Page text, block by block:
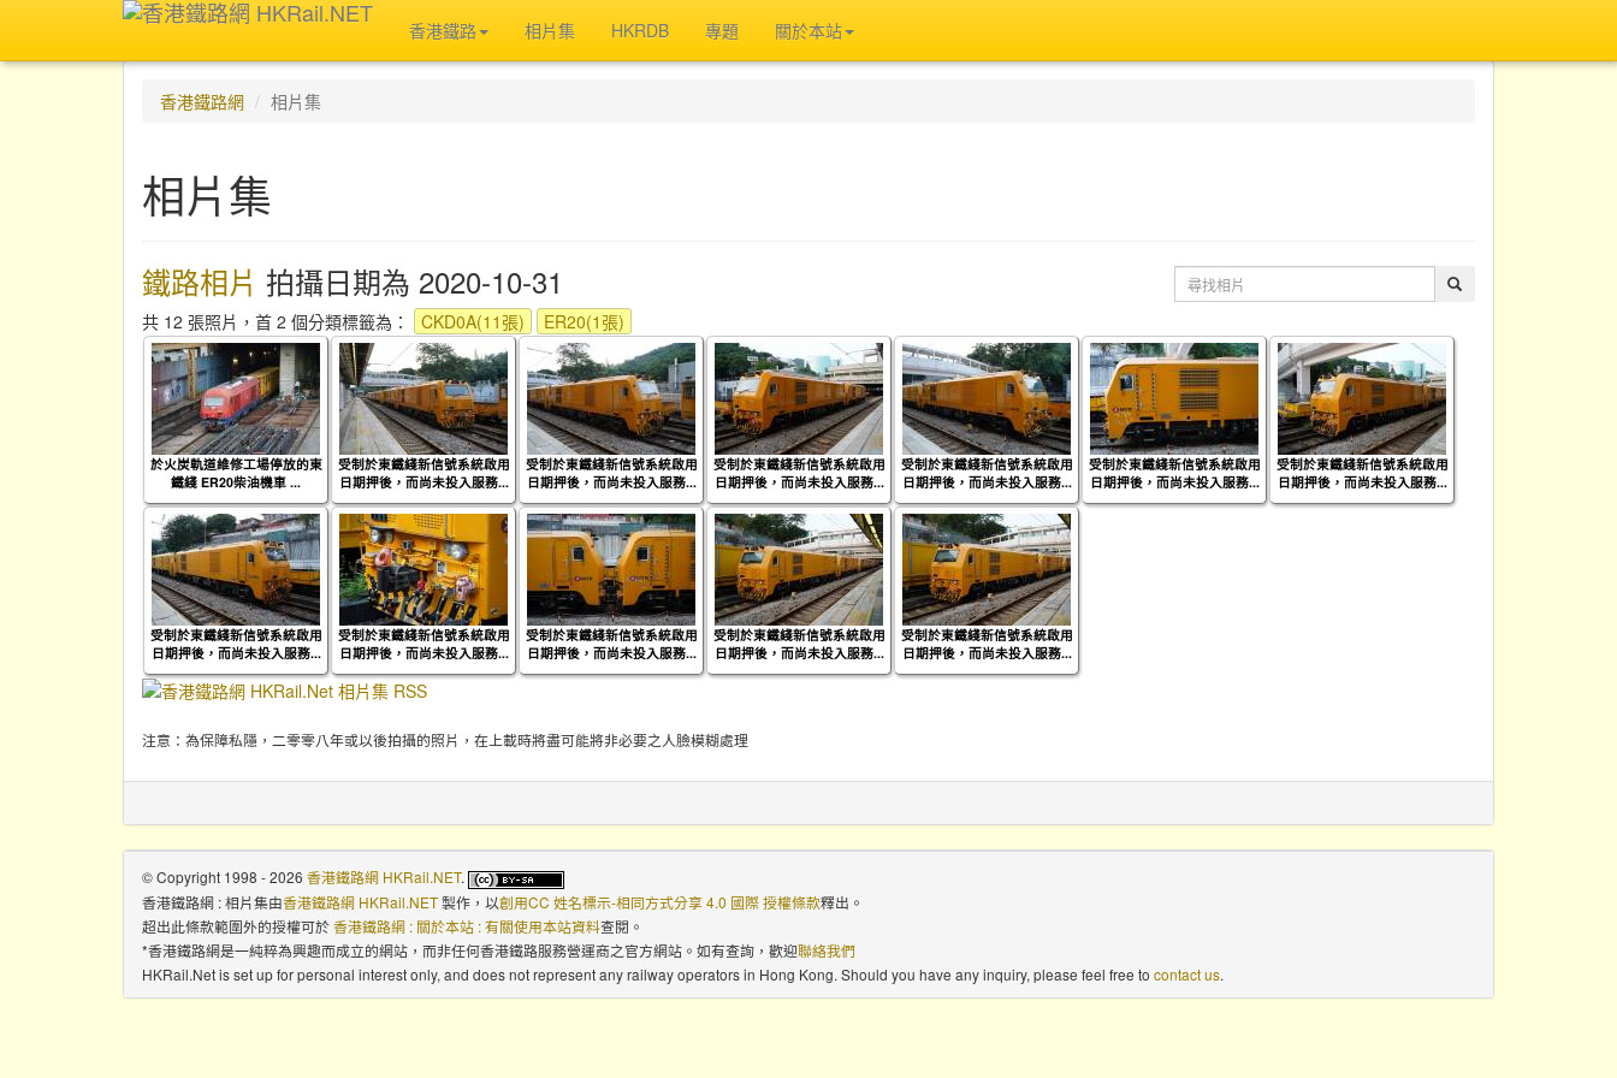
香港鐵路 相片集 HKRDB 專題 關於本站
香港鐵路網 相片集
相片集
鐵路相片 拍攝日期為 2020-10-31
共 12 張照片，首 2 個分類標籤為： CKD0A(11張) ER20(1張)
於火炭軌道維修工場停放的東
鐵綫 ER20柴油機車 ...
受制於東鐵綫新信號系統啟用
日期押後，而尚未投入服務...
受制於東鐵綫新信號系統啟用
日期押後，而尚未投入服務...
受制於東鐵綫新信號系統啟用
日期押後，而尚未投入服務...
受制於東鐵綫新信號系統啟用
日期押後，而尚未投入服務...
受制於東鐵綫新信號系統啟用
日期押後，而尚未投入服務...
受制於東鐵綫新信號系統啟用
日期押後，而尚未投入服務...
受制於東鐵綫新信號系統啟用
日期押後，而尚未投入服務...
受制於東鐵綫新信號系統啟用
日期押後，而尚未投入服務...
受制於東鐵綫新信號系統啟用
日期押後，而尚未投入服務...
受制於東鐵綫新信號系統啟用
日期押後，而尚未投入服務...
受制於東鐵綫新信號系統啟用
日期押後，而尚未投入服務...
注意：為保障私隱，二零零八年或以後拍攝的照片，在上載時將盡可能將非必要之人臉模糊處理
© Copyright 1998 - 2026 香港鐵路網 HKRail.NET.
香港鐵路網 : 相片集由香港鐵路網 HKRail.NET製作，以創用CC 姓名標示-相同方式分享 4.0 國際 授權條款釋出。
超出此條款範圍外的授權可於香港鐵路網 : 關於本站 : 有關使用本站資料查閱。
*香港鐵路網是一純粹為興趣而成立的網站，而非任何香港鐵路服務營運商之官方網站。如有查詢，歡迎聯絡我們
HKRail.Net is set up for personal interest only, and does not represent any railway operators in Hong Kong. Should you have any inquiry, please feel free to contact us.